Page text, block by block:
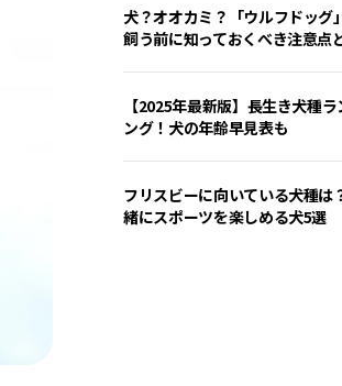
犬？オオカミ？「ウルフドッグ
飼う前に知っておくべき注意点
【2025年最新版】長生き犬種ラ
ング！犬の年齢早見表も
フリスビーに向いている犬種は
緒にスポーツを楽しめる犬5選